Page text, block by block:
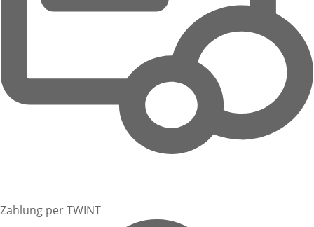
Zahlung per TWINT